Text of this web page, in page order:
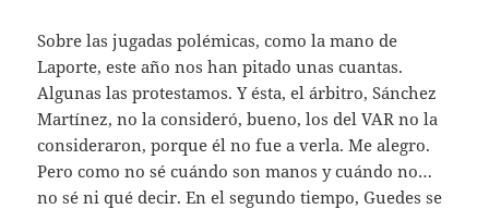
Sobre las jugadas polémicas, como la mano de
Laporte, este año nos han pitado unas cuantas.
Algunas las protestamos. Y ésta, el árbitro, Sánchez
Martínez, no la consideró, bueno, los del VAR no la
consideraron, porque él no fue a verla. Me alegro.
Pero como no sé cuándo son manos y cuándo no…
no sé ni qué decir. En el segundo tiempo, Guedes se